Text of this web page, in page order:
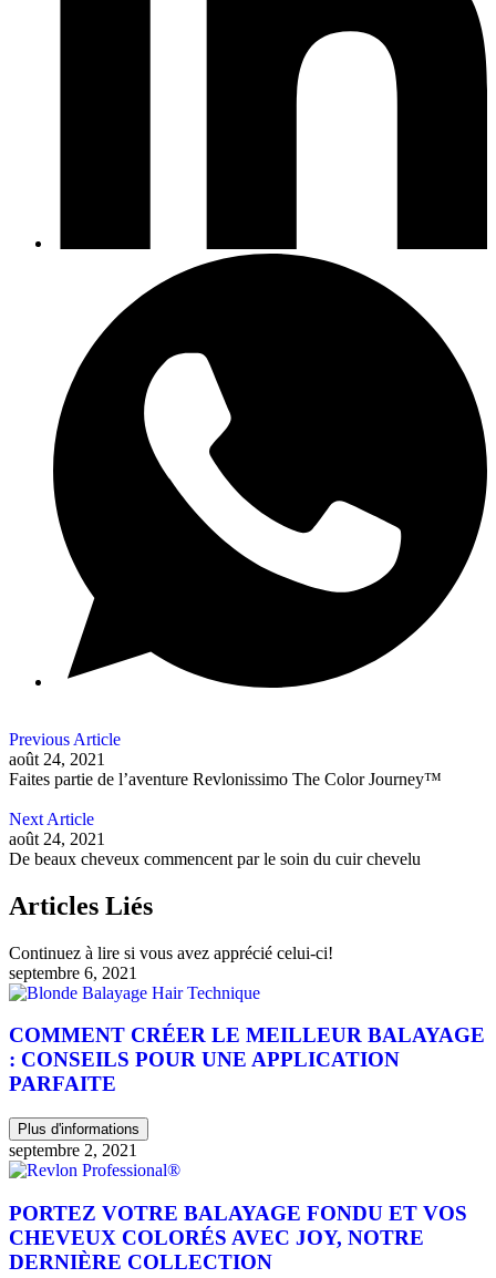
Previous Article
août 24, 2021
Faites partie de l’aventure Revlonissimo The Color Journey™
Next Article
août 24, 2021
De beaux cheveux commencent par le soin du cuir chevelu
Articles Liés
Continuez à lire si vous avez apprécié celui-ci!
septembre 6, 2021
COMMENT CRÉER LE MEILLEUR BALAYAGE
: CONSEILS POUR UNE APPLICATION
PARFAITE
Plus d'informations
septembre 2, 2021
PORTEZ VOTRE BALAYAGE FONDU ET VOS
CHEVEUX COLORÉS AVEC JOY, NOTRE
DERNIÈRE COLLECTION